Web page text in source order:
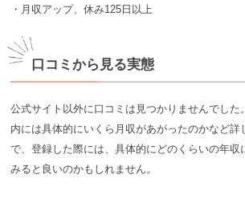
・月収アップ、休み125日以上
口コミから見る実態
公式サイト以外に口コミは見つかりませんでした
内には具体的にいくら月収があがったのかなど詳
で、登録した際には、具体的にどのくらいの年収
みると良いのかもしれません。